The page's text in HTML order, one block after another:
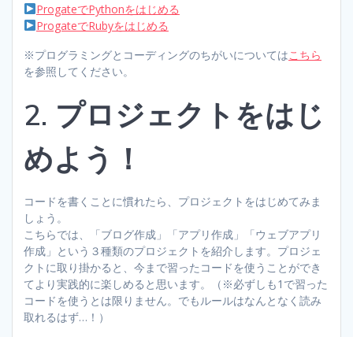
ProgateでPythonをはじめる
ProgateでRubyをはじめる
※プログラミングとコーディングのちがいについてはこちら
を参照してください。
2. プロジェクトをはじ
めよう！
コードを書くことに慣れたら、プロジェクトをはじめてみま
しょう。
こちらでは、「ブログ作成」「アプリ作成」「ウェブアプリ
作成」という３種類のプロジェクトを紹介します。プロジェ
クトに取り掛かると、今まで習ったコードを使うことができ
てより実践的に楽しめると思います。（※必ずしも1で習った
コードを使うとは限りません。でもルールはなんとなく読み
取れるはず…！）